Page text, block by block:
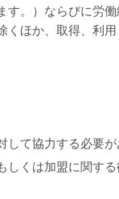
。）ならびに労
ほか、取得、利用
して協力する必要が
くは加盟に関す